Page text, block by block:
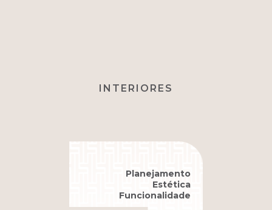
INTERIORES
Planejamento
Estética
Funcionalidade